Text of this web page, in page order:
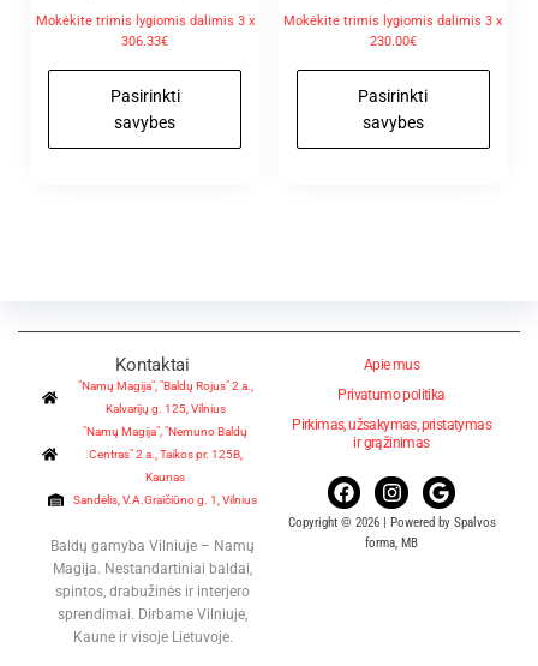
Mokėkite trimis lygiomis dalimis 3 x
306.33€
Pasirinkti
savybes
Mokėkite trimis lygiomis dalimis 3 x
230.00€
Pasirinkti
savybes
Kontaktai
"Namų Magija", "Baldų Rojus" 2 a.,
Kalvarijų g. 125, Vilnius
"Namų Magija", "Nemuno Baldų
Centras" 2 a., Taikos pr. 125B,
Kaunas
Sandėlis, V.A.Graičiūno g. 1, Vilnius
Baldų gamyba Vilniuje – Namų
Magija. Nestandartiniai baldai,
spintos, drabužinės ir interjero
sprendimai. Dirbame Vilniuje,
Kaune ir visoje Lietuvoje.
Apie mus
Privatumo politika
Pirkimas, užsakymas, pristatymas
ir grąžinimas
Copyright © 2026 | Powered by Spalvos
forma, MB